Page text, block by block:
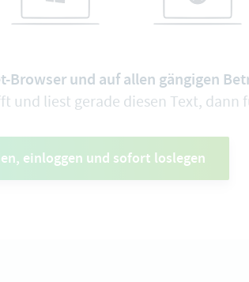
und auf allen gängigen
und liest gerade diesen Text,
einloggen und sofort loslegen